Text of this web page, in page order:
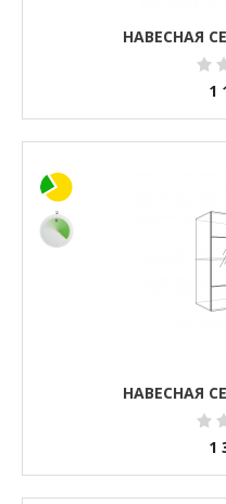
НАВЕСНАЯ
1
НАВЕСНАЯ
1